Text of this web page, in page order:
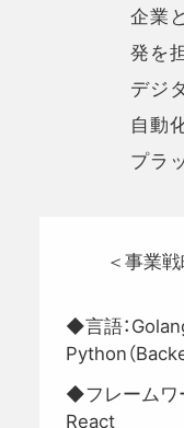
企業
発を
デジ
自動
プラ
＜事業
◆言語：
Python（
◆フレームワ
React